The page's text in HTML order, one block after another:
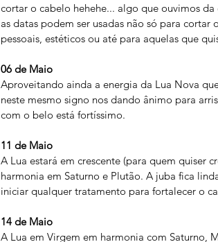
cortar o cabelo hehehe... algo que ouvimos
as datas podem ser usadas não só para
pessoais, estéticos ou até para aquelas que
06 de Maio
Aproveitando ainda a energia da Lua Nova
neste mesmo signo nos dando ânimo para
com o belo está fortíssimo.
11 de Maio
A Lua estará em crescente (para quem quiser
harmonia em Saturno e Plutão. A juba fica
iniciar qualquer tratamento para fortalecer o
14 de Maio
A Lua em Virgem em harmonia com Saturno,